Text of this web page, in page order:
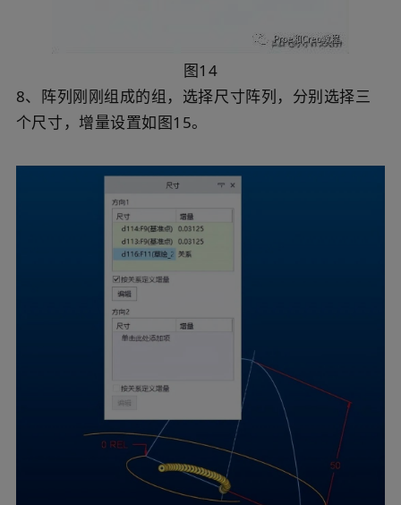
图14
8、阵列刚刚组成的组，选择尺寸阵列，分别选择三
个尺寸，增量设置如图15。